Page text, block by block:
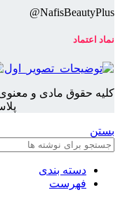
NafisBeautyPlus@
نماد اعتماد
کلیه حقوق مادی و
بستن
دسته بندی
فهرست